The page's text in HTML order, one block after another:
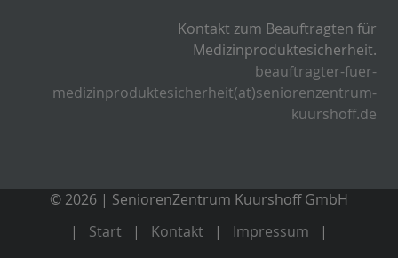
Kontakt zum Beauftragten für
Medizinproduktesicherheit.
beauftragter-fuer-
medizinproduktesicherheit(at)seniorenzentrum-
kuurshoff.de
© 2026 | SeniorenZentrum Kuurshoff GmbH
Start
Kontakt Impressum